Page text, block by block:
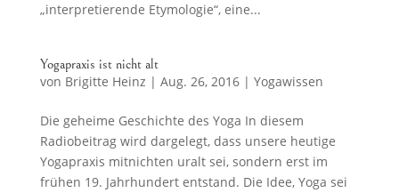
„interpretierende Etymologie“, eine...
Yogapraxis ist nicht alt
von Brigitte Heinz | Aug. 26, 2016| Yogawissen
Die geheime Geschichte des Yoga In diesem
Radiobeitrag wird dargelegt, dass unsere heutige
Yogapraxis mitnichten uralt sei, sondern erst im
frühen 19. Jahrhundert entstand. Die Idee, Yoga sei